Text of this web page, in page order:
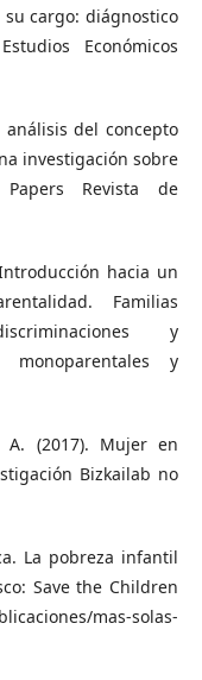
cargo: diágnostico
Económicos
análisis del concepto
investigación sobre
Papers Revista de
hacia un
Familias
y
monoparentales y
(2017). Mujer en
Bizkailab no
La pobreza infantil
Save the Children
mas-solas-